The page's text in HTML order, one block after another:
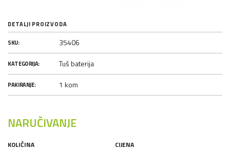
DETALJI PROIZVODA
SKU: 35406
KATEGORIJA: Tuš baterija
PAKIRANJE: 1 kom
NARUČIVANJE
KOLIČINA CIJENA